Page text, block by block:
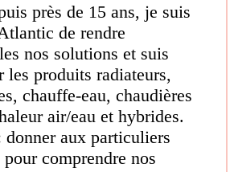
près de 15 ans, je suis
de rendre
nos solutions et suis
les produits radiateurs,
chauffe-eau, chaudières
air/eau et hybrides.
aux particuliers
comprendre nos